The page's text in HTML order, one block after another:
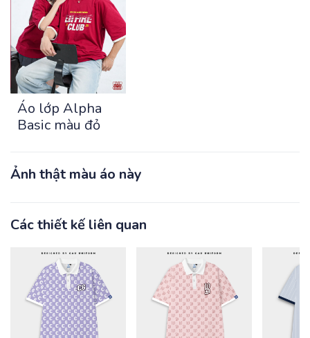
Áo lớp Alpha
Basic màu đỏ
Ảnh thật màu áo này
Các thiết kế liên quan